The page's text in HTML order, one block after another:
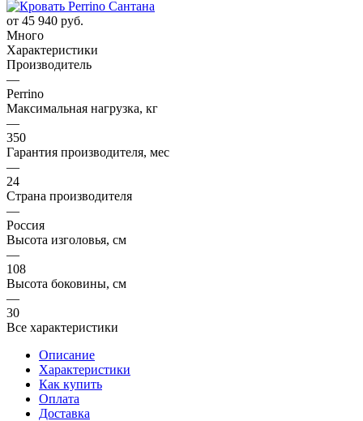
от 45 940 руб.
Много
Характеристики
Производитель
—
Perrino
Максимальная нагрузка, кг
—
350
Гарантия производителя, мес
—
24
Страна производителя
—
Россия
Высота изголовья, см
—
108
Высота боковины, см
—
30
Все характеристики
Описание
Характеристики
Как купить
Оплата
Доставка